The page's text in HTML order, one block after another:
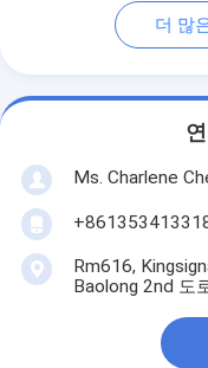
더 많
Ms. Charlene
Rm616,
Baolong 2nd 도